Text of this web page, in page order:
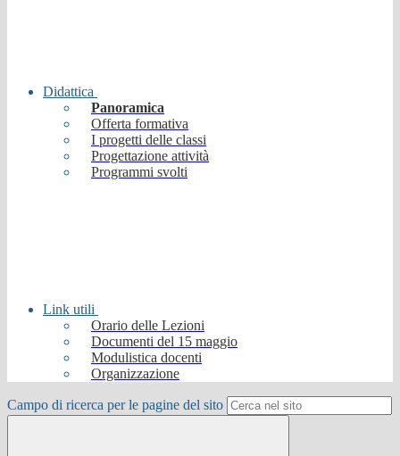
Didattica
Panoramica
Offerta formativa
I progetti delle classi
Progettazione attività
Programmi svolti
Link utili
Orario delle Lezioni
Documenti del 15 maggio
Modulistica docenti
Organizzazione
Campo di ricerca per le pagine del sito